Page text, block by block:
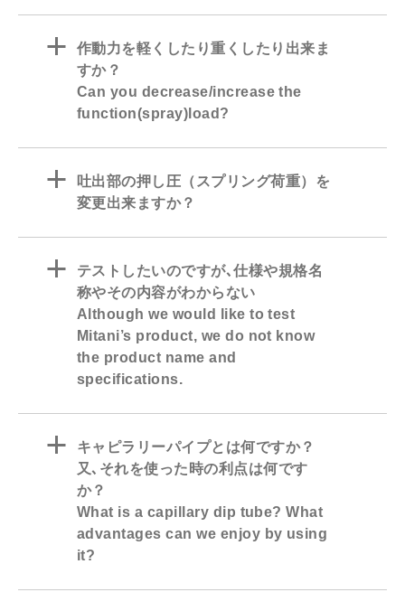
a
作動力を軽くしたり重くしたり出来ま
すか？
Can you decrease/increase the
function(spray)load?
a
吐出部の押し圧（スプリング荷重）を
変更出来ますか？
a
テストしたいのですが､仕様や規格名
称やその内容がわからない
Although we would like to test
Mitani’s product, we do not know
the product name and
specifications.
a
キャピラリーパイプとは何ですか？
又､それを使った時の利点は何です
か？
What is a capillary dip tube? What
advantages can we enjoy by using
it?